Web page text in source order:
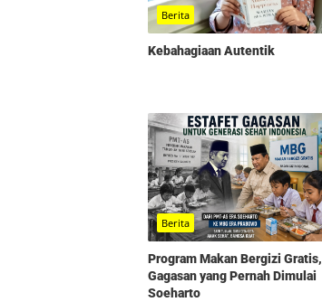
Berita
Kebahagiaan Autentik
Berita
Program Makan Bergizi Gratis,
Gagasan yang Pernah Dimulai
Soeharto